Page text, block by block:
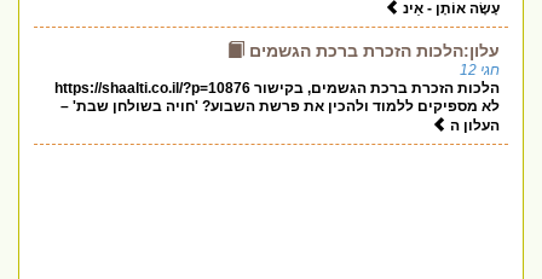
עָשָׂה אוֹתָן - אֵינ
עלון:הלכות הזכרת ברכת הגשמים
חגי 12
הלכות הזכרת ברכת הגשמים, בקישור https://shaalti.co.il/?p=10876
לא מספיקים ללמוד ולהכין את פרשת השבוע? 'חויה בשולחן שבת' –
העלון ה